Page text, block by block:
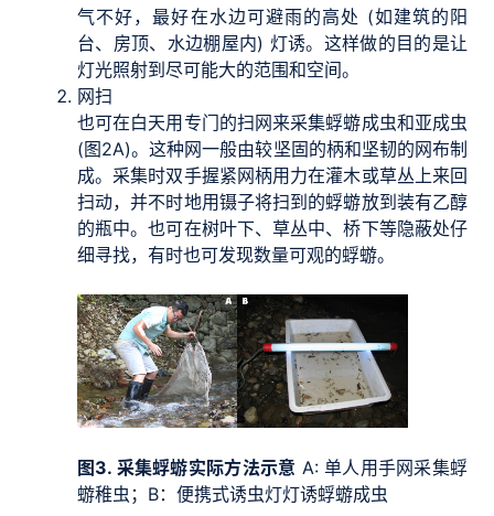
气不好，最好在水边可避雨的高处 (如建筑的阳
台、房顶、水边棚屋内) 灯诱。这样做的目的是让
灯光照射到尽可能大的范围和空间。
网扫
也可在白天用专门的扫网来采集蜉蝣成虫和亚成虫
(图2A)。这种网一般由较坚固的柄和坚韧的网布制
成。采集时双手握紧网柄用力在灌木或草丛上来回
扫动，并不时地用镊子将扫到的蜉蝣放到装有乙醇
的瓶中。也可在树叶下、草丛中、桥下等隐蔽处仔
细寻找，有时也可发现数量可观的蜉蝣。
图3. 采集蜉蝣实际方法示意 A: 单人用手网采集蜉
蝣稚虫；B：便携式诱虫灯灯诱蜉蝣成虫